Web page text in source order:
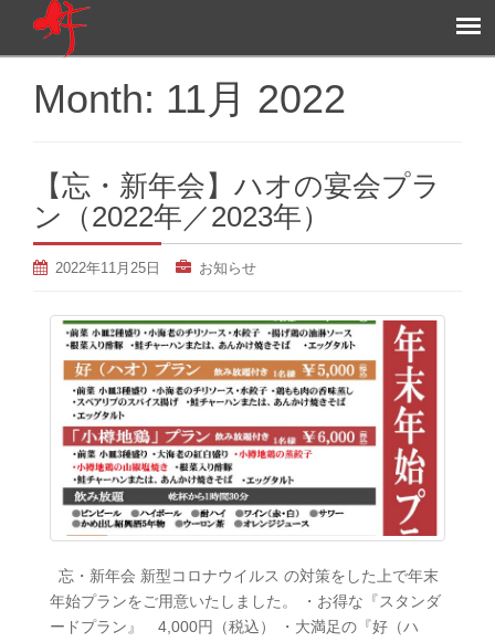
Month: 11月 2022
【忘・新年会】ハオの宴会プラ
ン（2022年／2023年）
2022年11月25日 お知らせ
忘・新年会 新型コロナウイルス の対策をした上で年末
年始プランをご用意いたしました。 ・お得な『スタンダ
ードプラン』 4,000円（税込） ・大満足の『好（ハ